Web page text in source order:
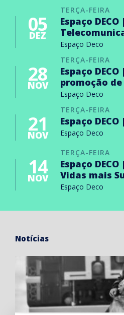
TERÇA-FEIRA
05
DEZ
Espaço DECO |
Espaço Deco
TERÇA-FEIRA
28
NOV
Espaço
promoção
Espaço Deco
TERÇA-FEIRA
21
NOV
Espaço
Espaço Deco
TERÇA-FEIRA
14
NOV
Espaço
Vidas mais
Espaço Deco
Notícias